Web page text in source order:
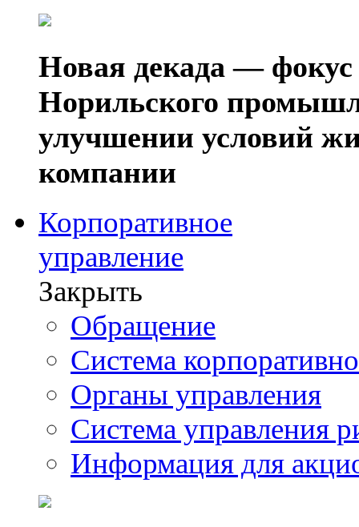
Новая декада — фокус
Норильского
улучшении условий
компании
Корпоративное
управление
Закрыть
Обращение
Система
Органы управления
Система управления
Информация для